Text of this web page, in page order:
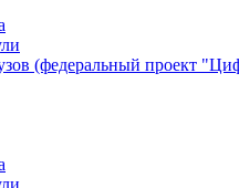
(федеральный проект